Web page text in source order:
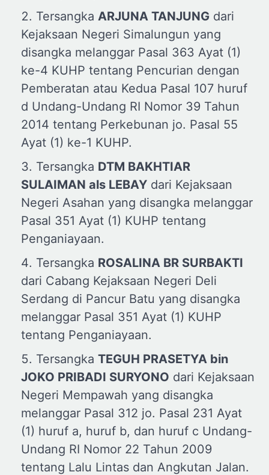
Tersangka ARJUNA TANJUNG dari
Kejaksaan Negeri Simalungun yang
disangka melanggar Pasal 363 Ayat (1)
ke-4 KUHP tentang Pencurian dengan
Pemberatan atau Kedua Pasal 107 huruf
d Undang-Undang RI Nomor 39 Tahun
2014 tentang Perkebunan jo. Pasal 55
Ayat (1) ke-1 KUHP.
Tersangka DTM BAKHTIAR
SULAIMAN als LEBAY dari Kejaksaan
Negeri Asahan yang disangka melanggar
Pasal 351 Ayat (1) KUHP tentang
Penganiayaan.
Tersangka ROSALINA BR SURBAKTI
dari Cabang Kejaksaan Negeri Deli
Serdang di Pancur Batu yang disangka
melanggar Pasal 351 Ayat (1) KUHP
tentang Penganiayaan.
Tersangka TEGUH PRASETYA bin
JOKO PRIBADI SURYONO dari Kejaksaan
Negeri Mempawah yang disangka
melanggar Pasal 312 jo. Pasal 231 Ayat
(1) huruf a, huruf b, dan huruf c Undang-
Undang RI Nomor 22 Tahun 2009
tentang Lalu Lintas dan Angkutan Jalan.